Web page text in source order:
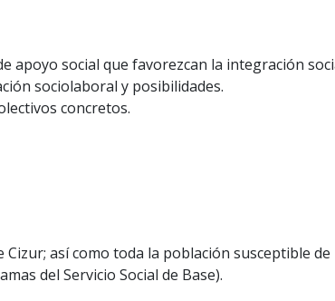
apoyo social que favorezcan la integración
sociolaboral y posibilidades.
concretos.
así como toda la población susceptible de
del Servicio Social de Base).